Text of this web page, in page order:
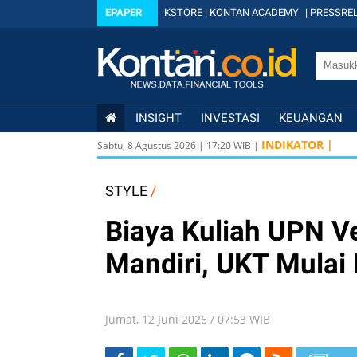
EPAPER KSTORE | KONTAN ACADEMY |
INSIGHT INVESTASI KEUANGAN
Sabtu, 8 Agustus 2026 | 17:20WIB | INDIKATOR |
STYLE /
Biaya Kuliah UPN
Mandiri, UKT Mulai
Jumat, 12 Juni 2026 / 07:53 WIB